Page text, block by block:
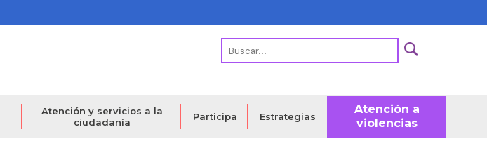
Atención y servicios a la
ciudadanía
Participa Estrategias
Atención a
violencias